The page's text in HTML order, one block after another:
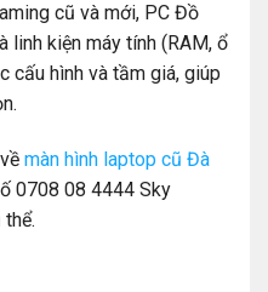
cũ và mới, PC Đồ
linh kiện máy tính (RAM, ổ
cấu hình và tầm giá, giúp
màn hình laptop cũ Đà
0708 08 4444 Sky